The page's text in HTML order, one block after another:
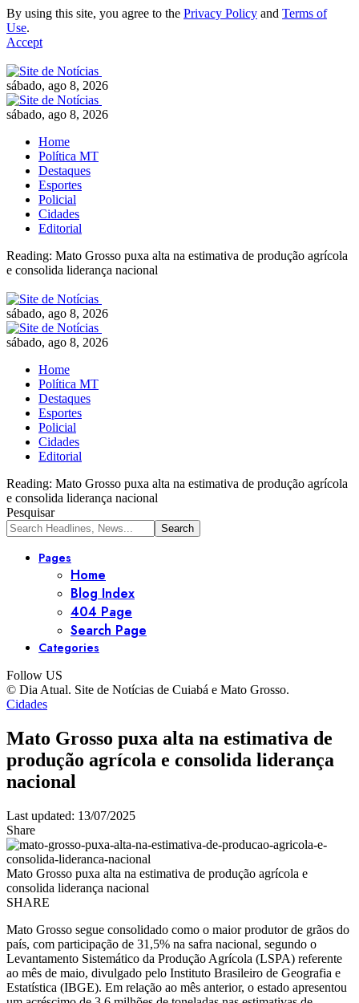
By using this site, you agree to the Privacy Policy and Terms of
Use.
Accept
sábado, ago 8, 2026
sábado, ago 8, 2026
Home
Política MT
Destaques
Esportes
Policial
Cidades
Editorial
Reading: Mato Grosso puxa alta na estimativa de produção agrícola
e consolida liderança nacional
sábado, ago 8, 2026
sábado, ago 8, 2026
Home
Política MT
Destaques
Esportes
Policial
Cidades
Editorial
Reading: Mato Grosso puxa alta na estimativa de produção agrícola
e consolida liderança nacional
Pesquisar
Pages
Home
Blog Index
404 Page
Search Page
Categories
Follow US
© Dia Atual. Site de Notícias de Cuiabá e Mato Grosso.
Cidades
Mato Grosso puxa alta na estimativa de
produção agrícola e consolida liderança
nacional
Last updated: 13/07/2025
Share
Mato Grosso puxa alta na estimativa de produção agrícola e
consolida liderança nacional
SHARE
Mato Grosso segue consolidado como o maior produtor de grãos do
país, com participação de 31,5% na safra nacional, segundo o
Levantamento Sistemático da Produção Agrícola (LSPA) referente
ao mês de maio, divulgado pelo Instituto Brasileiro de Geografia e
Estatística (IBGE). Em relação ao mês anterior, o estado apresentou